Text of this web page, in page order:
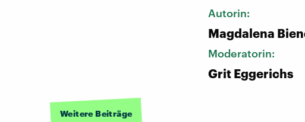
Autorin:
Magdalena
Moderatorin:
Grit Eggerichs
Weitere Beiträge